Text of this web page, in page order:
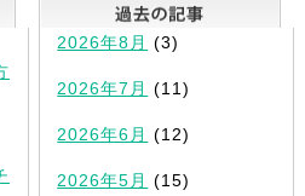
2026年8月 (3)
2026年7月 (11)
2026年6月 (12)
2026年5月 (15)